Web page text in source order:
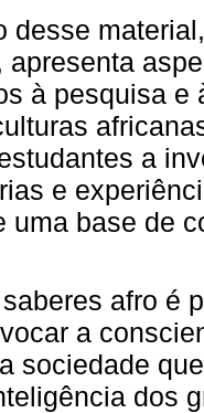
desse
apresenta
à pesquisa e
a
e
uma base de
afro é
a
sociedade
dos